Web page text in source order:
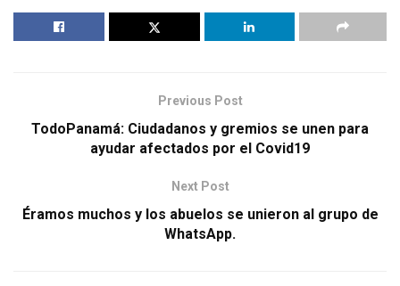
Previous Post
TodoPanamá: Ciudadanos y gremios se unen para
ayudar afectados por el Covid19
Next Post
Éramos muchos y los abuelos se unieron al grupo de
WhatsApp.